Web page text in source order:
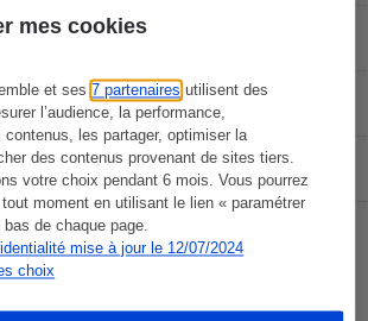
mes cookies
et ses7 partenaires utilisent des
l’audience, la performance,
contenus, les partager, optimiser la
des contenus provenant de sites tiers.
votre choix pendant 6 mois. Vous pourrez
tout moment en utilisant le lien « paramétrer
de chaque page.
mise à jour le 12/07/2024
choix
50L
€ 94,50 € 132,30 €
€ 103,50 € 144,90 €
€ 98,50 €